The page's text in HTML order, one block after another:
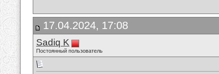
17.04.2024, 17:08
Sadiq K
Постоянный пользователь